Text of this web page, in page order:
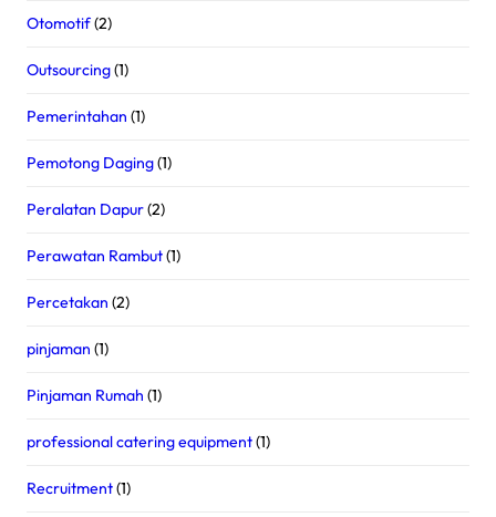
Otomotif(2)
Outsourcing(1)
Pemerintahan (1)
Pemotong Daging(1)
Peralatan Dapur(2)
Perawatan Rambut(1)
Percetakan (2)
pinjaman (1)
Pinjaman Rumah (1)
professional catering equipment(1)
Recruitment(1)